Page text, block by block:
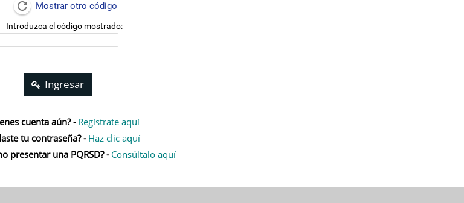
Mostrar otro código
Introduzca el código mostrado:
Ingresar
cuenta aún? -Regístrate aquí
tu contraseña? - Haz clic aquí
presentar una PQRSD? - Consúltalo aquí